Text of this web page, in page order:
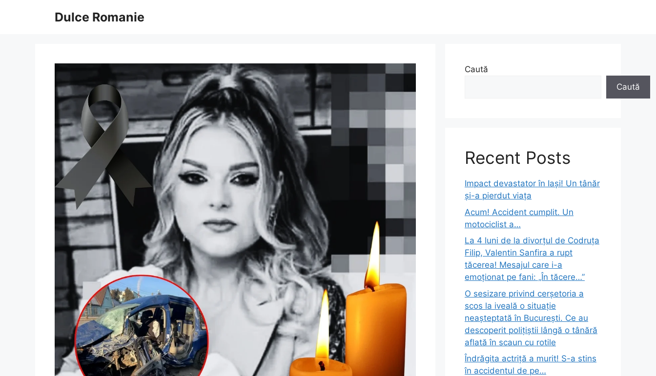
Dulce Romanie
Caută
Caută
Recent Posts
Impact devastator în Iași! Un tânăr
și-a pierdut viața
Acum! Accident cumplit. Un
motociclist a…
La 4 luni de la divorțul de Codruța
Filip, Valentin Sanfira a rupt
tăcerea! Mesajul care i-a
emoționat pe fani: „În tăcere…”
O sesizare privind cerșetoria a
scos la iveală o situație
neașteptată în București. Ce au
descoperit polițiștii lângă o tânără
aflată în scaun cu rotile
Îndrăgita actriță a murit! S-a stins
în accidentul de pe…